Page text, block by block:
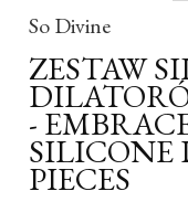
So Divine
ZESTAW
-
SILICONE
PIECES